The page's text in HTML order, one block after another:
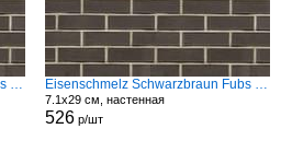
Eisenschmelz Schwarzbraun Fubs Modf Eisenschmelz Schwarzbraun Fubs Modf
7.1x29 см, настенная
526 р/шт